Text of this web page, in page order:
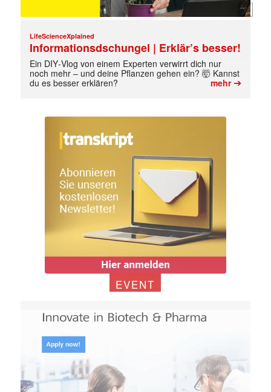
LifeScienceXplained
Informationsdschungel | Erklär’s besser!
Ein DIY‑Vlog von einem Experten verwirrt dich nur
noch mehr – und deine Pflanzen gehen ein? 🤯 Kannst
du es besser erklären?
mehr➔
EVENT